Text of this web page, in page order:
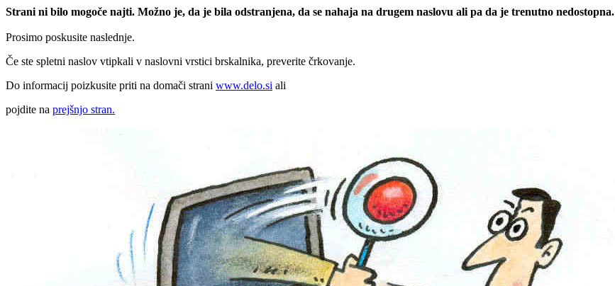
Strani ni bilo mogoče najti. Možno je, da je bila odstranjena, da se nahaja na drugem naslovu ali pa da je trenutno nedostopna.
Prosimo poskusite naslednje.
Če ste spletni naslov vtipkali v naslovni vrstici brskalnika, preverite črkovanje.
Do informacij poizkusite priti na domači strani www.delo.si ali
pojdite na prejšnjo stran.